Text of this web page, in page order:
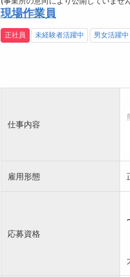
現場作業員
正社員 未経験者活躍中 男女活躍中
仕事内容
雇用形態
応募資格